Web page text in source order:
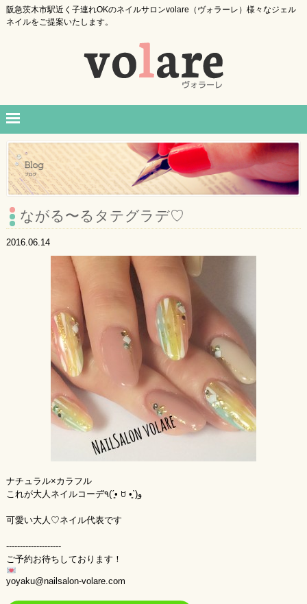
阪急茨木市駅近く子連れOKのネイルサロンvolare（ヴォラーレ）様々なジェル
ネイルをご提案いたします。
ながる〜るタテグラデ♡
2016.06.14
ナチュラル×カラフル
これが大人ネイルコーデ٩̋(ˊ•͈ ꇴ •͈ˋ)و
可愛い大人♡ネイル代表です
--------------------
ご予約お待ちしております！
yoyaku@nailsalon-volare.com